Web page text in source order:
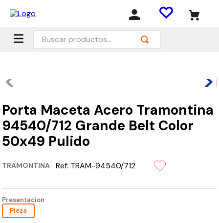
Buscar productos...
Porta Maceta Acero Tramontina
94540/712 Grande Belt Color
50x49 Pulido
TRAMONTINA Ref: TRAM-94540/712
Presentacion
Pieza